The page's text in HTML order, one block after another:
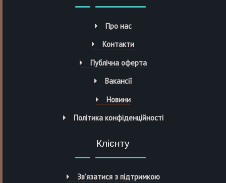
Про нас
Контакти
Публічна оферта
Вакансії
Новини
Політика конфіденційності
Клієнту
Зв’язатися з підтримкою